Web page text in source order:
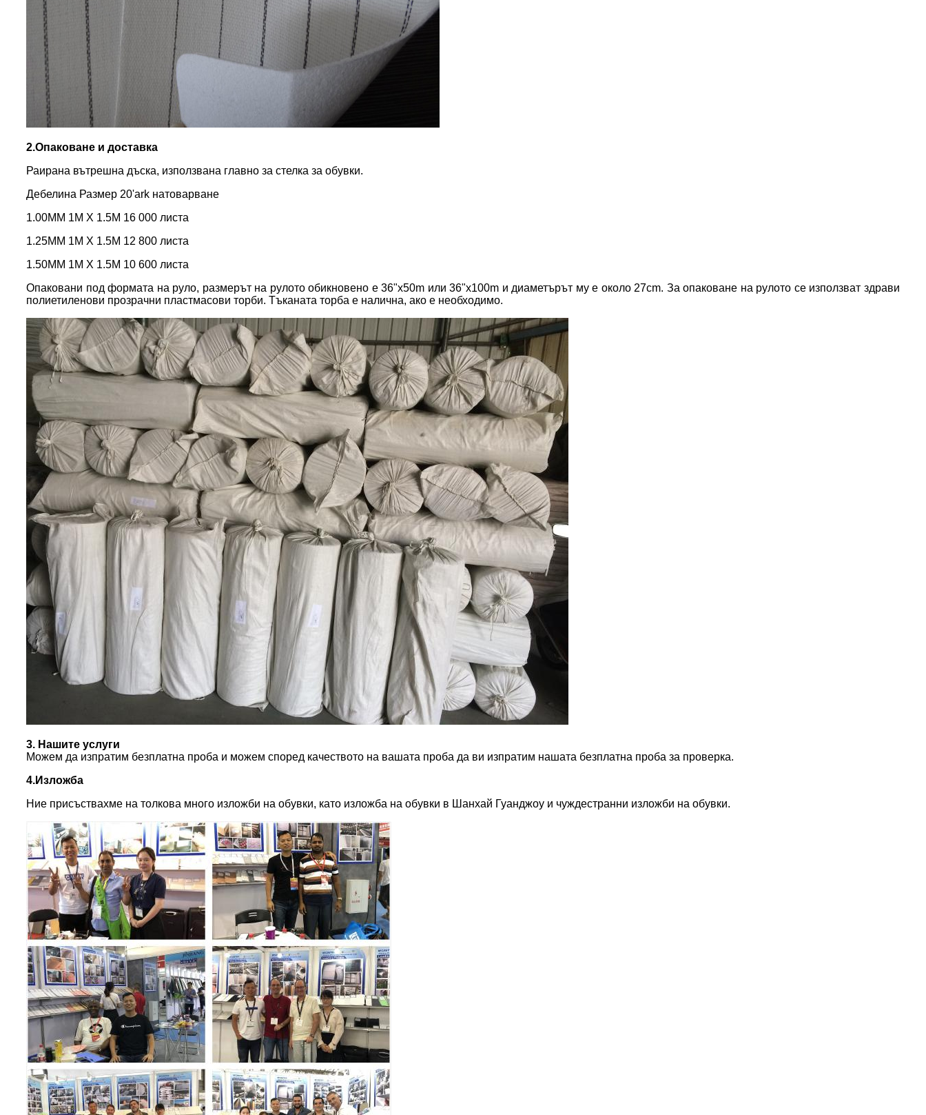
2.Опаковане и доставка
Раирана вътрешна дъска, използвана главно за стелка за обувки.
Дебелина Размер 20'ark натоварване
1.00MM 1M X 1.5M 16 000 листа
1.25MM 1M X 1.5M 12 800 листа
1.50MM 1M X 1.5M 10 600 листа
Опаковани под формата на руло, размерът на рулото обикновено е 36"x50m или 36"x100m и диаметърът му е около 27cm. За опаковане на рулото се използват здрави
полиетиленови прозрачни пластмасови торби. Тъканата торба е налична, ако е необходимо.
3. Нашите услуги
Можем да изпратим безплатна проба и можем според качеството на вашата проба да ви изпратим нашата безплатна проба за проверка.
4.Изложба
Ние присъствахме на толкова много изложби на обувки, като изложба на обувки в Шанхай Гуанджоу и чуждестранни изложби на обувки.